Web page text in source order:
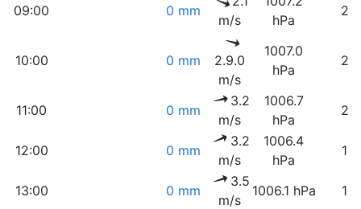
09:00 0 mm
m/s
hPa
10:00 0 mm
2.9.0
m/s
1007.0
hPa
11:00 0 mm
3.2
m/s
1006.7
hPa
12:00 0 mm
3.2
m/s
1006.4
hPa
13:00 0 mm
3.5
m/s
1006.1 hPa